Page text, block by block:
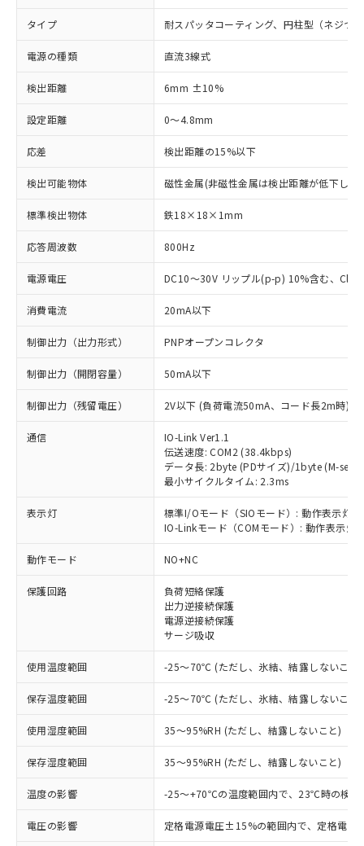
タイプ 耐スパッタコーティング、円柱型（ネジつ
電源の種類 直流3線式
検出距離 6mm ±10%
設定距離 0～4.8mm
応差 検出距離の15%以下
検出可能物体 磁性金属(非磁性金属は検出距離が低下しま
標準検出物体 鉄18×18×1mm
応答周波数 800Hz
電源電圧 DC10～30V リップル(p-p) 10%含む、
消費電流 20mA以下
制御出力（出力形式） PNPオープンコレクタ
制御出力（開閉容量） 50mA以下
制御出力（残留電圧） 2V以下 (負荷電流50mA、コード長2m時)
通信
IO-Link Ver1.1
伝送速度: COM2 (38.4kbps)
データ長: 2byte (PDサイズ)/1byte (M-
最小サイクルタイム: 2.3ms
表示灯
標準I/Oモード（SIOモード）: 動作表示灯(
IO-Linkモード（COMモード）: 動作表示
動作モード NO+NC
保護回路
負荷短絡保護
出力逆接続保護
電源逆接続保護
サージ吸収
使用温度範囲 -25～70℃ (ただし、氷結、結露しないこと)
保存温度範囲 -25～70℃ (ただし、氷結、結露しないこと)
使用湿度範囲 35～95%RH (ただし、結露しないこと)
保存湿度範囲 35～95%RH (ただし、結露しないこと)
温度の影響 -25～+70℃の温度範囲内で、23℃時の検
電圧の影響 定格電源電圧±15%の範囲内で、定格電
ご利用条件
以下の条件をお読みいただき、同意のうえ
本サービスは、当社制御機器事業取扱
商品の当社在庫状況および標準価格
(税抜)を提供させていただくもので
当社制御機器事業取扱商品の中には、
本サービスの対象外となる商品もある
ことをご了承ください。
対応済み：EU RoHS指令（10物質）の
非含有に対応した製品が提供可能な商品で
対応予定：EU RoHS指令（10物質）の非含
有に対応した製品に切り替える予定のある
商品です。
対応予定なし：EU RoHS指令（10物質）の
非含有に非対応の商品で、対応品を出す予
定はありません。
調査・確認中：EU RoHS指令（10物質）の
非含有の対応状況を調査中または確認中の
商品です。
非該当品：ライセンス料など無形物で、有
害物質有無と関係のない商品です。
仕入先様の事情により、非含有部品として
いたものが、含有品と判明した場合などや
※1 中国RoHS○×表
「○」：最大均質材料含有率が中国RoHSの
基準値以下であることを示します。
「×」：最大均質材料含有率が中国RoHSの
基準値を超えていることを示します。
当社は、これら貴社製品のうち、外国